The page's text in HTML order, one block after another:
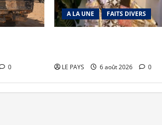
0
A LA UNE FAITS DIVERS
LE PAYS 6 août 2026 0